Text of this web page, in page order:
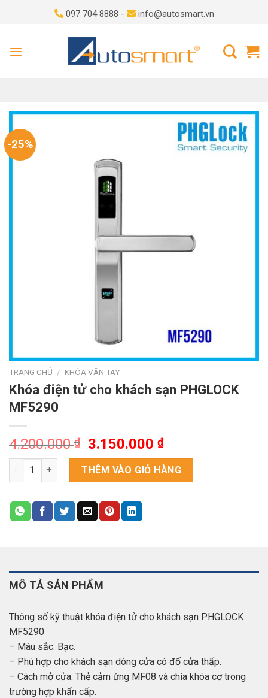
097 704 8888 - info@autosmart.vn
-25%
TRANG CHỦ / KHÓA VÂN TAY
Khóa điện tử cho khách sạn PHGLOCK
MF5290
4.200.000₫
Giá
gốc
là:
4.200.000 ₫.
3.150.000₫Giá
hiện
tại
là:
Khóa điện tử cho khách sạn PHGLOCK MF5290 số lượng
THÊM VÀO GIỎ HÀNG
MÔ TẢ SẢN PHẨM
Thông số kỹ thuật khóa điện tử cho khách sạn PHGLOCK
MF5290
– Màu sắc: Bạc.
– Phù hợp cho khách sạn dòng cửa có đố cửa thấp.
– Cách mở cửa: Thẻ cảm ứng MF08 và chìa khóa cơ trong
trường hợp khẩn cấp.